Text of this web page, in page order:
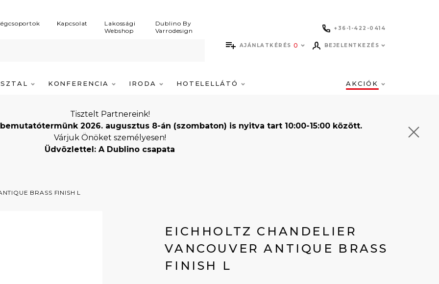
Kapcsolat
Lakossági
Webshop
Dublino By
Varrodesign
+36-1-422-0414
AJÁNLATKÉRÉS 0 BEJELENTKEZÉS
KONFERENCIA IRODA HOTELELLÁTÓ AKCIÓK
Tisztelt Partnereink!
bemutatótermünk 2026. augusztus 8-án (szombaton) is nyitva tart 10:00-15:00 között.
Várjuk Önöket személyesen!
Üdvözlettel: A Dublino csapata
BRASS FINISH L
EICHHOLTZ CHANDELIER
VANCOUVER ANTIQUE BRASS
FINISH L